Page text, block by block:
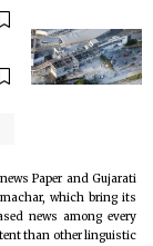
Paper and Gujarati
which bring its
news among every
than other linguistic